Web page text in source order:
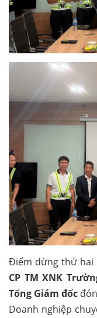
Điểm dừng thứ hai
CP TM XNK
Tổng Giám đốc
Doanh nghiệp